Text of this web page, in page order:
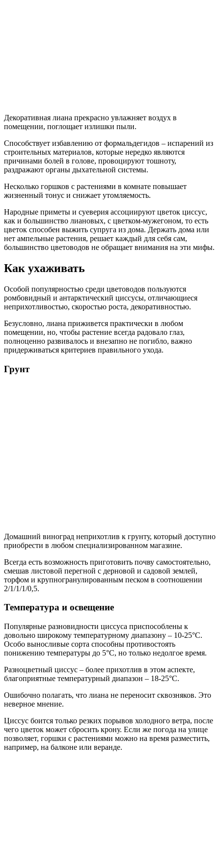
Декоративная лиана прекрасно увлажняет воздух в
помещении, поглощает излишки пыли.
Способствует избавлению от формальдегидов – испарений из
строительных материалов, которые нередко являются
причинами болей в голове, провоцируют тошноту,
раздражают органы дыхательной системы.
Несколько горшков с растениями в комнате повышает
жизненный тонус и снижает утомляемость.
Народные приметы и суеверия ассоциируют цветок циссус,
как и большинство лиановых, с цветком-мужегоном, то есть
цветок способен выжить супруга из дома. Держать дома или
нет ампельные растения, решает каждый для себя сам,
большинство цветоводов не обращает внимания на эти мифы.
Как ухаживать
Особой популярностью среди цветоводов пользуются
ромбовидный и антарктический циссусы, отличающиеся
неприхотливостью, скоростью роста, декоративностью.
Безусловно, лиана приживется практически в любом
помещении, но, чтобы растение всегда радовало глаз,
полноценно развивалось и внезапно не погибло, важно
придерживаться критериев правильного ухода.
Грунт
Домашний виноград неприхотлив к грунту, который доступно
приобрести в любом специализированном магазине.
Всегда есть возможность приготовить почву самостоятельно,
смешав листовой перегной с дерновой и садовой землей,
торфом и крупногранулированным песком в соотношении
2/1/1/1/0,5.
Температура и освещение
Популярные разновидности циссуса приспособлены к
довольно широкому температурному диапазону – 10-25°C.
Особо выносливые сорта способны противостоять
понижению температуры до 5°C, но только недолгое время.
Разноцветный циссус – более прихотлив в этом аспекте,
благоприятные температурный диапазон – 18-25°C.
Ошибочно полагать, что лиана не переносит сквозняков. Это
неверное мнение.
Циссус боится только резких порывов холодного ветра, после
чего цветок может сбросить крону. Если же погода на улице
позволяет, горшки с растениями можно на время разместить,
например, на балконе или веранде.